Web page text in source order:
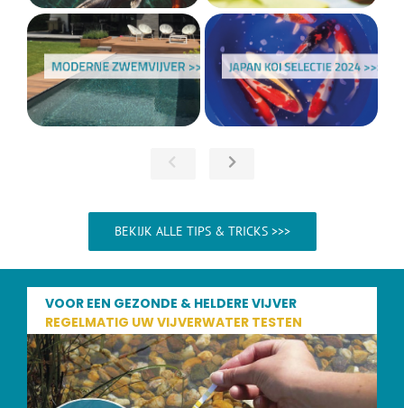
BEKIJK ALLE TIPS & TRICKS >>>
VOOR EEN GEZONDE & HELDERE VIJVER
REGELMATIG UW VIJVERWATER TESTEN